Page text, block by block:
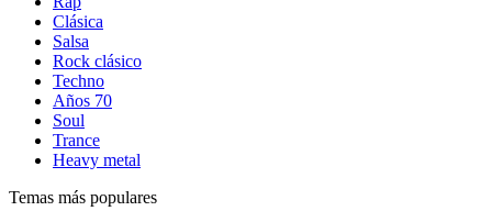
Clásica
Salsa
Rock clásico
Techno
Años 70
Soul
Trance
Heavy metal
Temas más populares